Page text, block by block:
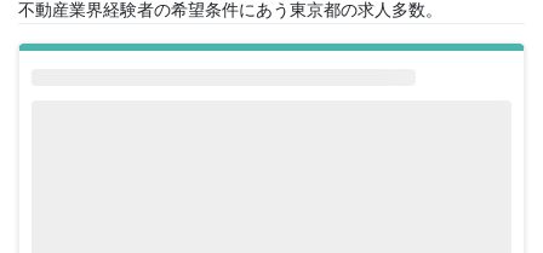
不動産業界経験者の希望条件にあう東京都の求人多数。